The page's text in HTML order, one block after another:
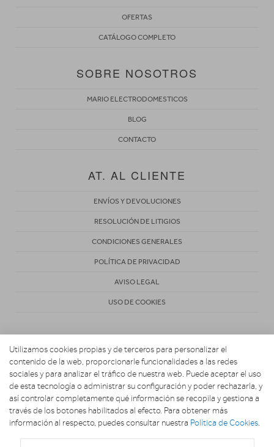
OFERTAS
CATÁLOGO COMPLETO
SOBRE NOSOTROS
MARIO ELECTRODOMESTICOS
BLOG
CONTACTO
AT. AL CLIENTE
ENVÍOS Y DEVOLUCIONES
RESOLUCIÓN DE LITIGIOS
CONDICIONES GENERALES
POLÍTICA DE PRIVACIDAD
AVISO LEGAL
USO DE COOKIES
Copyright 2026. MARIO ELECTRODOMESTICOS
Utilizamos cookies propias y de terceros para personalizar el
contenido de la web, proporcionarle funcionalidades a las redes
sociales y para analizar el tráfico de nuestra web. Puede aceptar el uso
de esta tecnología o administrar su configuración y poder rechazarla, y
así controlar completamente qué información se recopila y gestiona a
través de los botones habilitados al efecto. Para obtener más
información al respecto, puedes consultar nuestra Política de Cookies.